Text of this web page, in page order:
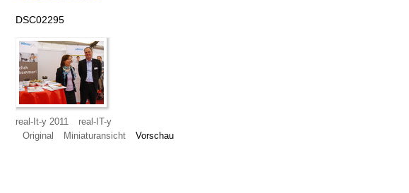
DSC02295
real-It-y 2011
real-IT-y
Original
Miniaturansicht Vorschau